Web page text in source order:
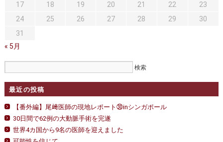
17
18 19 20 21 22
23
24
25 26 27 28 29
30
31
« 5月
最近の投稿
【番外編】尾﨑医師の現地レポート㉚inシンガポール
30日間で62例の大動脈手術を完遂
世界4カ国から9名の医師を迎えました